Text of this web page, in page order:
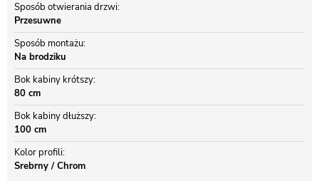
Sposób otwierania drzwi
Przesuwne
Sposób montażu
Na brodziku
Bok kabiny krótszy
80 cm
Bok kabiny dłuższy
100 cm
Kolor profili
Srebrny / Chrom